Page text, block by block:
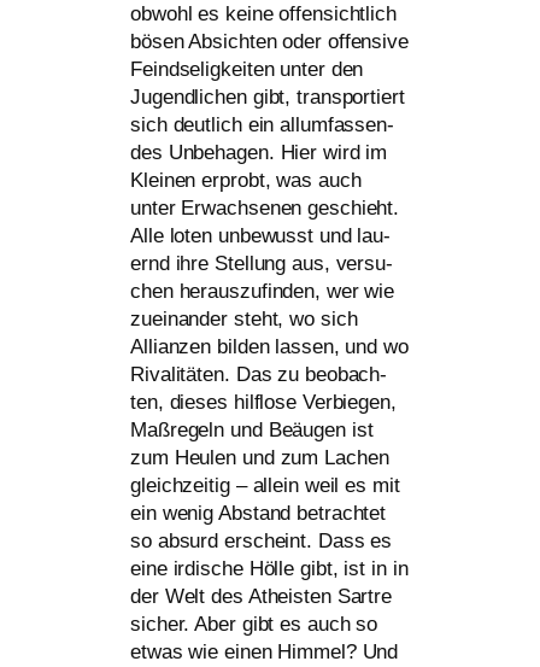
obwohl es kei­ne offen­sicht­lich
bösen Absichten oder offen­si­ve
Feindseligkeiten unter den
Jugendlichen gibt, trans­por­tiert
sich deut­lich ein all­um­fas­sen­
des Unbehagen. Hier wird im
Kleinen erprobt, was auch
unter Erwachsenen geschieht.
Alle loten unbe­wusst und lau­
ernd ihre Stellung aus, ver­su­
chen her­aus­zu­fin­den, wer wie
zuein­an­der steht, wo sich
Allianzen bil­den las­sen, und wo
Rivalitäten. Das zu beob­ach­
ten, die­ses hilf­lo­se Verbiegen,
Maßregeln und Beäugen ist
zum Heulen und zum Lachen
gleich­zei­tig – allein weil es mit
ein wenig Abstand betrach­tet
so absurd erscheint. Dass es
eine irdi­sche Hölle gibt, ist in in
der Welt des Atheisten Sartre
sicher. Aber gibt es auch so
etwas wie einen Himmel? Und